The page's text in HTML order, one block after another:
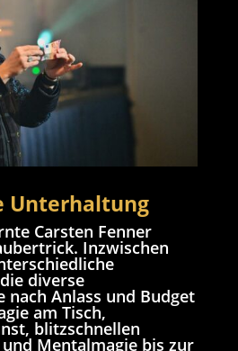
Unterhaltung
Carsten Fenner
Inzwischen
diverse
nach Anlass und Budget
am Tisch,
blitzschnellen
Mentalmagie bis zur